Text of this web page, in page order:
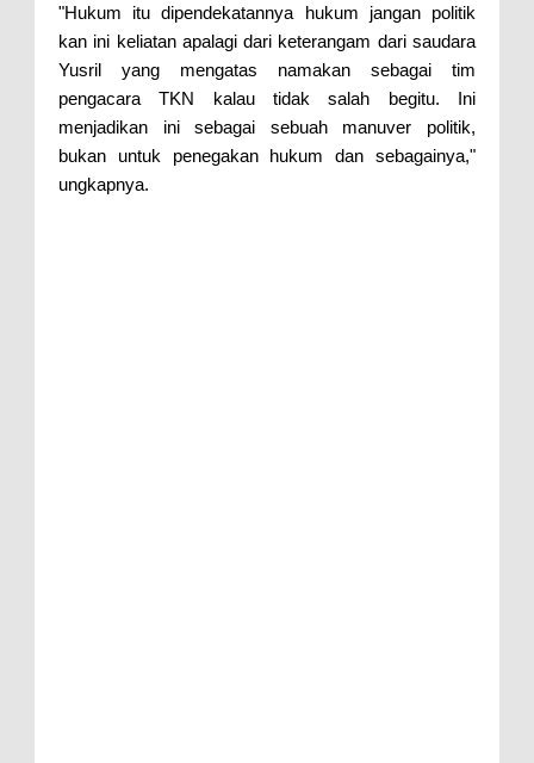
"Hukum itu dipendekatannya hukum jangan politik
kan ini keliatan apalagi dari keterangam dari saudara
Yusril yang mengatas namakan sebagai tim
pengacara TKN kalau tidak salah begitu. Ini
menjadikan ini sebagai sebuah manuver politik,
bukan untuk penegakan hukum dan sebagainya,"
ungkapnya.